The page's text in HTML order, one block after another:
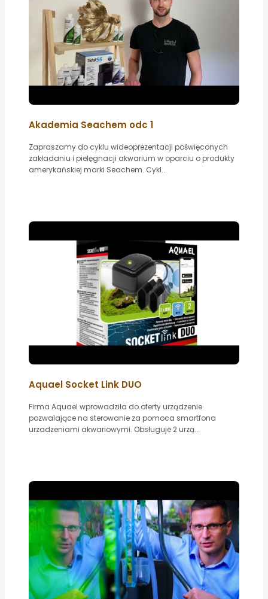
Akademia Seachem odc 1
Zapraszamy do cyklu wideoprezentacji poświęconych
zakładaniu i pielęgnacji akwarium w oparciu o produkty
amerykańskiej marki Seachem. Cykl...
Aquael Socket Link DUO
Firma Aquael wprowadziła do oferty urządzenie
pozwalające na sterowanie za pomoca smartfona
urzadzeniami akwariowymi. Obsługuje 2 urzą...